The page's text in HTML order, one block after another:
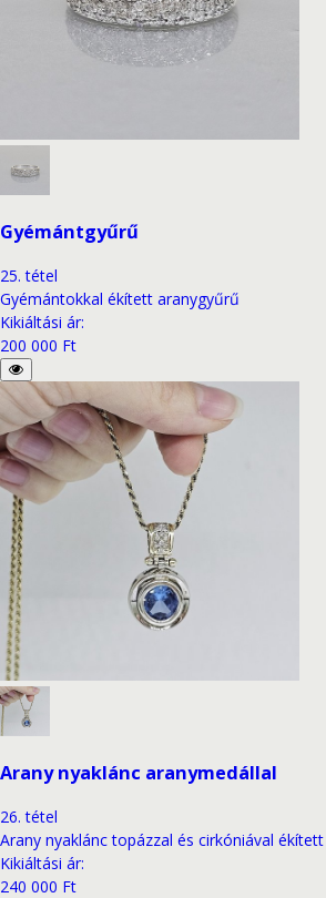
Gyémántgyűrű
25. tétel
Gyémántokkal ékített aranygyűrű
Kikiáltási ár:
200 000 Ft
Arany nyaklánc aranymedállal
26. tétel
Arany nyaklánc topázzal és cirkóniával
Kikiáltási ár:
240 000 Ft